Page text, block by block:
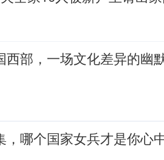
西部，一场文化差异的幽
哪个国家女兵才是你心